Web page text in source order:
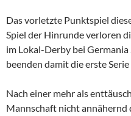
Das vorletzte Punktspiel
Spiel der Hinrunde verloren
im Lokal-Derby bei
beenden damit die erste
Nach einer mehr als
Mannschaft nicht annähernd